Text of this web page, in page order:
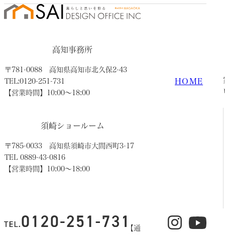
高知事務所
〒781-0088 高知県高知市北久保2-43
TEL:0120-251-731
【営業時間】10:00〜18:00
須崎ショールーム
〒785-0033 高知県須崎市大間西町3-17
TEL 0889-43-0816
【営業時間】10:00〜18:00
【通
HOME